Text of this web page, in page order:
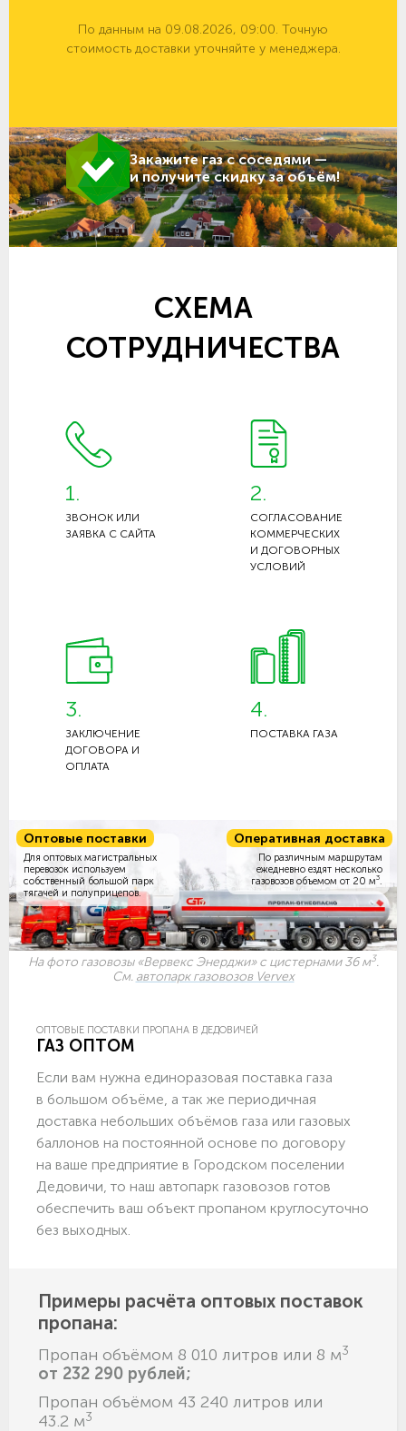
По данным на 09.08.2026, 09:00. Точную
стоимость доставки уточняйте у менеджера.
Закажите газ с соседями —
и получите скидку за объём!
СХЕМА
СОТРУДНИЧЕСТВА
1.
ЗВОНОК ИЛИ
ЗАЯВКА С САЙТА
2.
СОГЛАСОВАНИЕ
КОММЕРЧЕСКИХ
И ДОГОВОРНЫХ
УСЛОВИЙ
3.
ЗАКЛЮЧЕНИЕ
ДОГОВОРА И
ОПЛАТА
4.
ПОСТАВКА ГАЗА
Оптовые поставки
Для оптовых магистральных
перевозок используем
собственный большой парк
тягачей и полуприцепов.
Оперативная доставка
По различным маршрутам
ежедневно ездят несколько
газовозов объемом от 20 м3
На фото газовозы «Вервекс Энерджи» с цистернами 36 м3.
См. автопарк газовозов Vervex
ОПТОВЫЕ ПОСТАВКИ ПРОПАНА В ДЕДОВИЧЕЙ
ГАЗ ОПТОМ
Если вам нужна единоразовая поставка газа
в большом объёме, а так же периодичная
доставка небольших объёмов газа или газовых
баллонов на постоянной основе по договору
на ваше предприятие в Городском поселении
Дедовичи, то наш автопарк газовозов готов
обеспечить ваш объект пропаном круглосуточно
без выходных.
Примеры расчёта оптовых поставок
пропана:
Пропан объёмом 8 010 литров или 8 м3
от 232 290 рублей;
Пропан объёмом 43 240 литров или
43.2 м3